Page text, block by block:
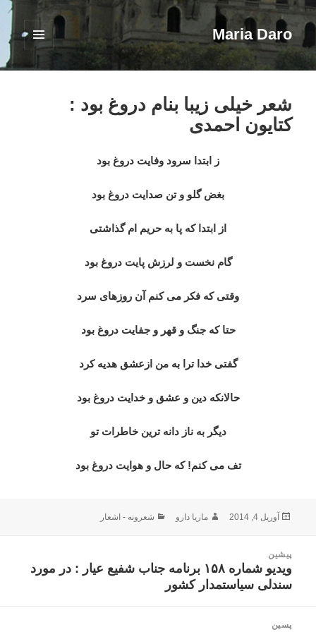
Maria Daro
فهرست
ابزارک‌ها
شعر خیلی زیبا بنام دروغ بود :
کتایون احمدی
ز ابتدا سرود وفایت دروغ بود
بغض گلو و تن صدایت دروغ بود
از ابتدا که پا به حریم ام گذاشتی
گام نخست و لرزش پایت دروغ بود
وقتی که فکر می کنم آن روزهای سرد
حتا که جنگ و قهر و جفایت دروغ بود
گفتی خدا ترا به من ازعشق هدیه کرد
حالانکه دین و عشق و خدایت دروغ بود
دیگر به ناز دانه ترین خاطرات تو
تف می کنم! که حال و هوایت دروغ بود
ارسال
آوریل 4, 2014 نویسنده
ماریا دارو دسته‌ها
شعرونه - اشعار
نوشتهپیشین
نوشته
قبلی:
ویدیو شماره ۱۵۸ برنامه جناب شفیع عیار : در مورد
سندلی سیاستمدار کشور
پسین